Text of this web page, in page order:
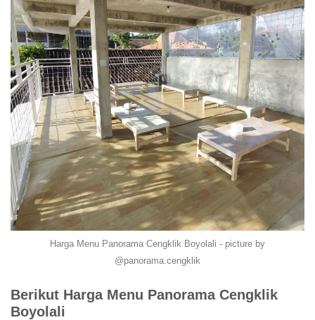
Harga Menu Panorama Cengklik Boyolali - picture by
@panorama.cengklik
Berikut Harga Menu Panorama Cengklik
Boyolali